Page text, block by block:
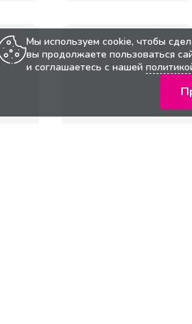
Мы используем cookie, чтобы
вы продолжаете пользоваться
и соглашаетесь с нашей